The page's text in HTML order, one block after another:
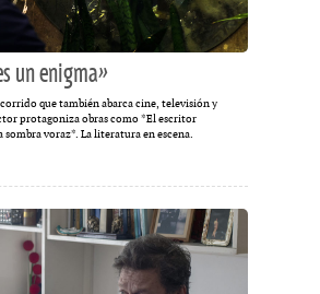
un enigma»
que también abarca cine, televisión y
protagoniza obras como *El escritor
sombra voraz*. La literatura en escena.